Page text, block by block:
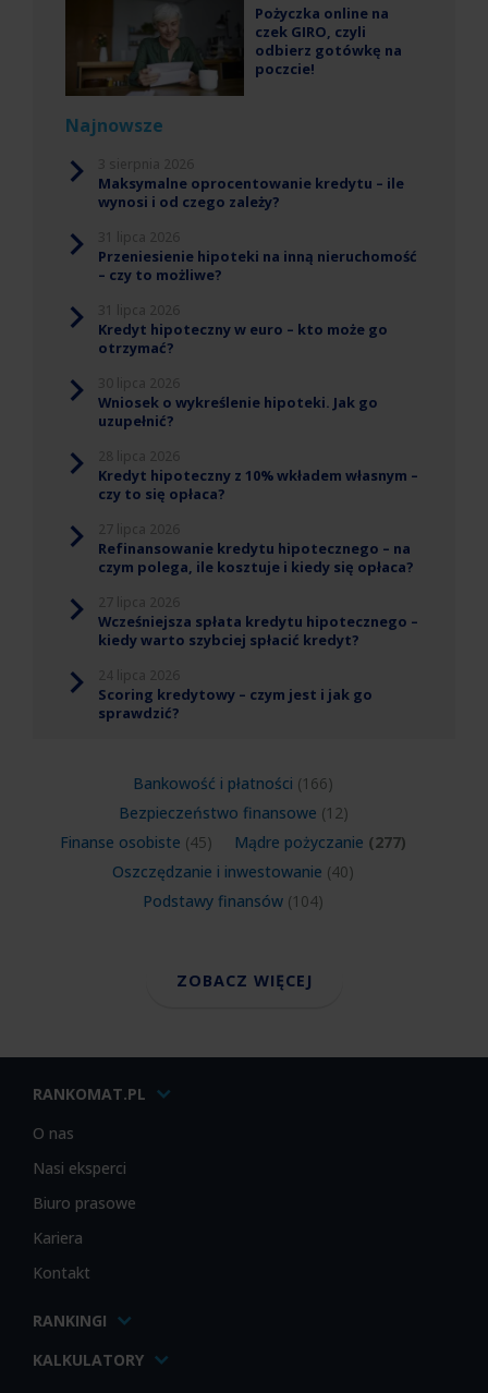
Pożyczka online na
czek GIRO, czyli
odbierz gotówkę na
poczcie!
Najnowsze
Maksymalne oprocentowanie kredytu – ile
wynosi i od czego zależy?
Przeniesienie hipoteki na inną nieruchomość
– czy to możliwe?
Kredyt hipoteczny w euro – kto może go
otrzymać?
Wniosek o wykreślenie hipoteki. Jak go
uzupełnić?
Kredyt hipoteczny z 10% wkładem własnym –
czy to się opłaca?
Refinansowanie kredytu hipotecznego – na
czym polega, ile kosztuje i kiedy się opłaca?
Wcześniejsza spłata kredytu hipotecznego –
kiedy warto szybciej spłacić kredyt?
Scoring kredytowy – czym jest i jak go
sprawdzić?
Bankowość i płatności (166)
Bezpieczeństwo finansowe (12)
Finanse osobiste (45) Mądre pożyczanie (277)
Oszczędzanie i inwestowanie (40)
Podstawy finansów (104)
ZOBACZ WIĘCEJ
RANKOMAT.PL
O nas
Nasi eksperci
Biuro prasowe
Kariera
Kontakt
RANKINGI
KALKULATORY